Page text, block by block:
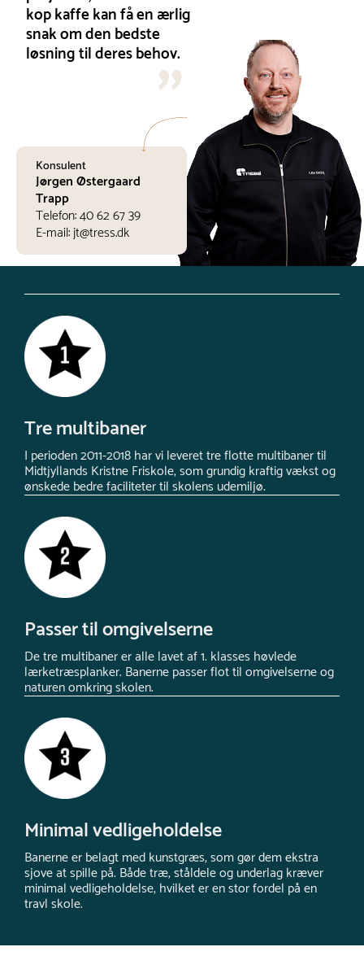
kop kaffe kan få en ærlig
snak om den bedste
løsning til deres behov.
Konsulent
Jørgen Østergaard
Trapp
Telefon:40 62 67 39
E-mail:jt@tress.dk
Tre multibaner
I perioden 2011-2018 har vi leveret tre flotte multibaner til
Midtjyllands Kristne Friskole, som grundig kraftig vækst og
ønskede bedre faciliteter til skolens udemiljø.
Passer til omgivelserne
De tre multibaner er alle lavet af 1. klasses høvlede
lærketræsplanker. Banerne passer flot til omgivelserne og
naturen omkring skolen.
Minimal vedligeholdelse
Banerne er belagt med kunstgræs, som gør dem ekstra
sjove at spille på. Både træ, ståldele og underlag kræver
minimal vedligeholdelse, hvilket er en stor fordel på en
travl skole.